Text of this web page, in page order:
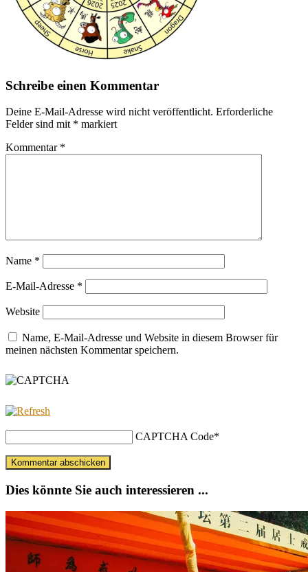
Schreibe einen Kommentar
Deine E-Mail-Adresse wird nicht veröffentlicht. Erforderliche
Felder sind mit * markiert
Kommentar *
Name *
E-Mail-Adresse *
Website
Name, E-Mail-Adresse und Website in diesem Browser für
meinen nächsten Kommentar speichern.
CAPTCHA Code*
Dies könnte Sie auch interessieren ...